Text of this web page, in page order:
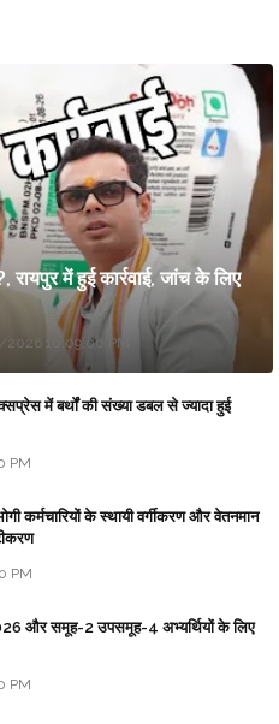
में हुई कार्रवाई, जांच के लिए
10:09:00 PM
में बर्थों की संख्या डबल से ज्यादा हुई
PM
कर्मचारियों के स्थायी वर्गीकरण और वेतनमान
PM
और समूह-2 उपसमूह-4 अभ्यर्थियों के लिए
PM